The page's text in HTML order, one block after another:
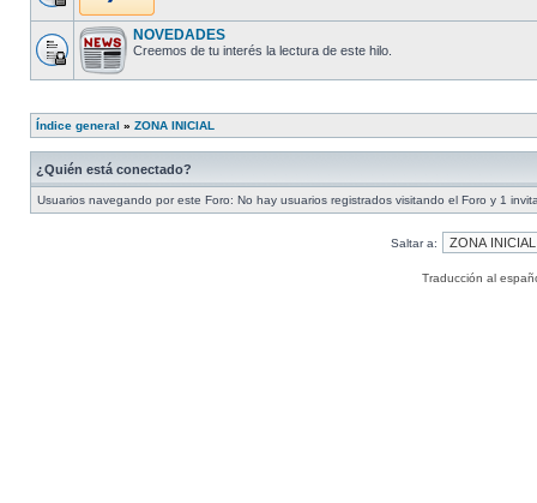
NOVEDADES
Creemos de tu interés la lectura de este hilo.
Índice general » ZONA INICIAL
¿Quién está conectado?
Usuarios navegando por este Foro: No hay usuarios registrados visitando el Foro y 1
Saltar a:
Traducción al